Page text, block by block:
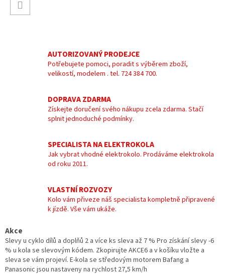
AUTORIZOVANÝ PRODEJCE
Potřebujete pomoci, poradit s výběrem zboží,
velikostí, modelem . tel. 724 384 700.
DOPRAVA ZDARMA
Získejte doručení svého nákupu zcela zdarma. Stačí
splnit jednoduché podmínky.
SPECIALISTA NA ELEKTROKOLA
Jak vybrat vhodné elektrokolo. Prodáváme elektrokola
od roku 2011.
VLASTNÍ ROZVOZY
Kolo vám přiveze náš specialista kompletně připravené
k jízdě. Vše vám ukáže.
Akce
Slevy u cyklo dílů a doplňů 2 a více ks sleva až 7 % Pro získání slevy -6
% u kola se slevovým kódem. Zkopirujte AKCE6 a v košíku vložte a
sleva se vám projeví. E-kola se středovým motorem Bafang a
Panasonic jsou nastaveny na rychlost 27,5 km/h